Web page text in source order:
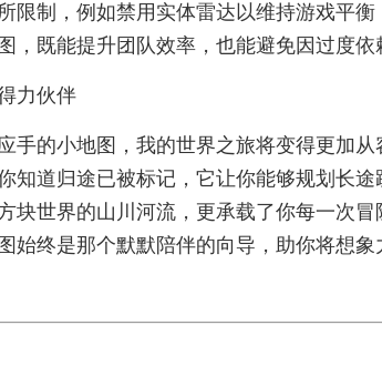
限制，例如禁用实体雷达以维持游戏平
，既能提升团队效率，也能避免因过度依
力伙伴
手的小地图，我的世界之旅将变得更加
知道归途已被标记，它让你能够规划长
块世界的山川河流，更承载了你每一次
始终是那个默默陪伴的向导，助你将想象